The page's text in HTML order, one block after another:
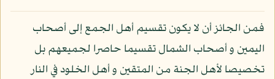
فمن الجائز أن لا يكون تقسيم أهل الجمع إلى أصحاب
اليمين و أصحاب الشمال تقسيما حاصرا لجميعهم بل
تخصيصا لأهل الجنة من المتقين و أهل الخلود في النار